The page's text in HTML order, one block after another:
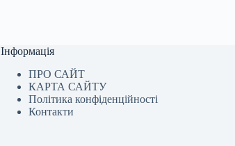
Інформація
ПРО САЙТ
КАРТА САЙТУ
Політика конфіденційності
Контакти